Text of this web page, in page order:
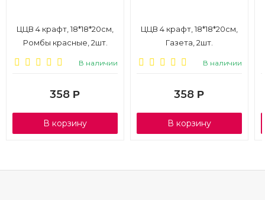
ЦЦВ 4 крафт, 18*18*20см,
Ромбы красные, 2шт.
В наличии
358 Р
В корзину
ЦЦВ 4 крафт, 18*18*20см,
Газета, 2шт.
В наличии
358 Р
В корзину